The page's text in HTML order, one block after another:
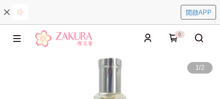
開啟APP
0
1/2